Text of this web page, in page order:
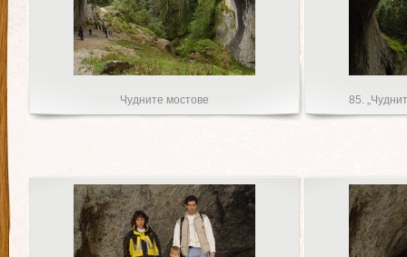
Чудните мостове 85.